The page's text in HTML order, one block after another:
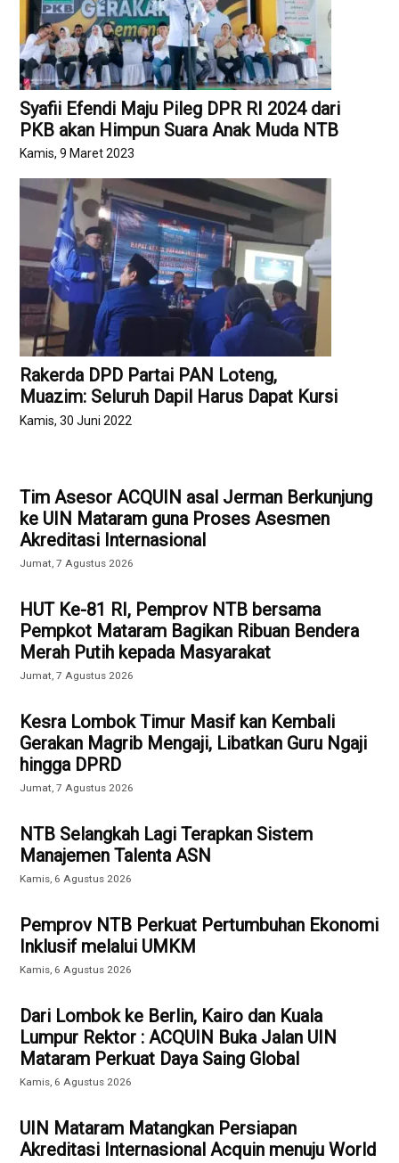
Syafii Efendi Maju Pileg DPR RI 2024 dari
PKB akan Himpun Suara Anak Muda NTB
Kamis, 9 Maret 2023
Rakerda DPD Partai PAN Loteng,
Muazim: Seluruh Dapil Harus Dapat Kursi
Kamis, 30 Juni 2022
Tim Asesor ACQUIN asal Jerman Berkunjung
ke UIN Mataram guna Proses Asesmen
Akreditasi Internasional
Jumat, 7 Agustus 2026
HUT Ke-81 RI, Pemprov NTB bersama
Pempkot Mataram Bagikan Ribuan Bendera
Merah Putih kepada Masyarakat
Jumat, 7 Agustus 2026
Kesra Lombok Timur Masif kan Kembali
Gerakan Magrib Mengaji, Libatkan Guru Ngaji
hingga DPRD
Jumat, 7 Agustus 2026
NTB Selangkah Lagi Terapkan Sistem
Manajemen Talenta ASN
Kamis, 6 Agustus 2026
Pemprov NTB Perkuat Pertumbuhan Ekonomi
Inklusif melalui UMKM
Kamis, 6 Agustus 2026
Dari Lombok ke Berlin, Kairo dan Kuala
Lumpur Rektor : ACQUIN Buka Jalan UIN
Mataram Perkuat Daya Saing Global
Kamis, 6 Agustus 2026
UIN Mataram Matangkan Persiapan
Akreditasi Internasional Acquin menuju World